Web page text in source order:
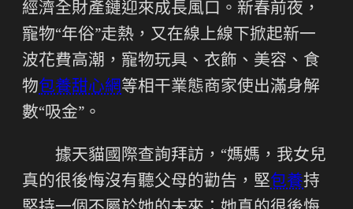
經濟全財產鏈迎來成長風口。新春前夜，
寵物“年俗”走熱，又在線上線下掀起新一
波花費高潮，寵物玩具、衣飾、美容、食
物包養甜心網等相干業態商家使出滿身解
數“吸金”。
據天貓國際查詢拜訪，“媽媽，我女兒
真的很後悔沒有聽父母的勸告，堅包養持